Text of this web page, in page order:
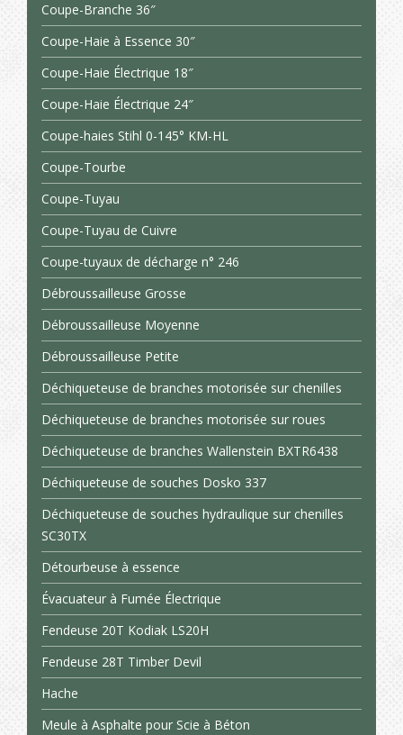
Coupe-Branche 36″
Coupe-Haie à Essence 30″
Coupe-Haie Électrique 18″
Coupe-Haie Électrique 24″
Coupe-haies Stihl 0-145° KM-HL
Coupe-Tourbe
Coupe-Tuyau
Coupe-Tuyau de Cuivre
Coupe-tuyaux de décharge n° 246
Débroussailleuse Grosse
Débroussailleuse Moyenne
Débroussailleuse Petite
Déchiqueteuse de branches motorisée sur chenilles
Déchiqueteuse de branches motorisée sur roues
Déchiqueteuse de branches Wallenstein BXTR6438
Déchiqueteuse de souches Dosko 337
Déchiqueteuse de souches hydraulique sur chenilles
SC30TX
Détourbeuse à essence
Évacuateur à Fumée Électrique
Fendeuse 20T Kodiak LS20H
Fendeuse 28T Timber Devil
Hache
Meule à Asphalte pour Scie à Béton